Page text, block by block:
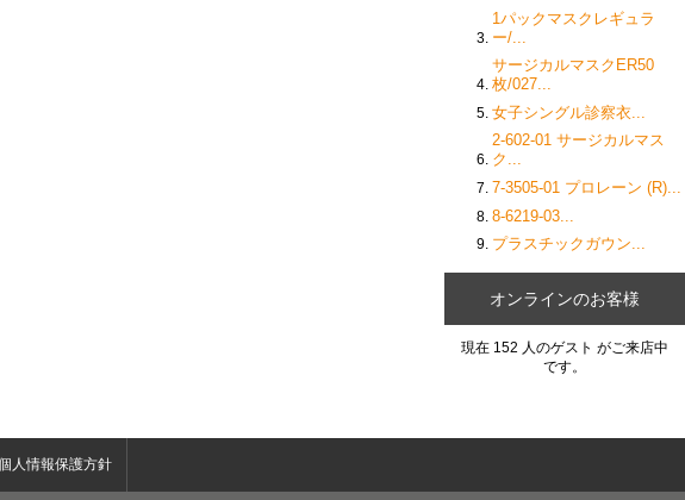
1パックマスクレギュラ
ー/...
サージカルマスクER50
枚/027...
女子シングル診察衣...
2-602-01 サージカルマス
ク...
7-3505-01 プロレーン (R)...
8-6219-03...
プラスチックガウン...
オンラインのお客様
現在 152 人のゲスト がご来店中
です。
人情報保護方針